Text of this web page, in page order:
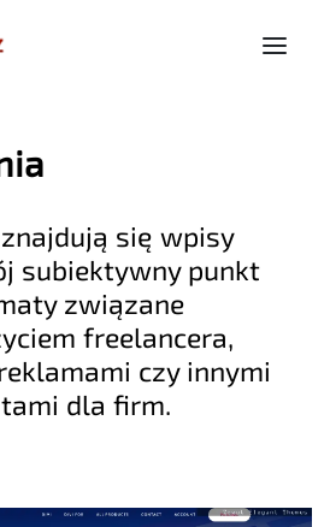
się wpisy
subiektywny punkt
związane
freelancera,
czy innymi
dla firm.